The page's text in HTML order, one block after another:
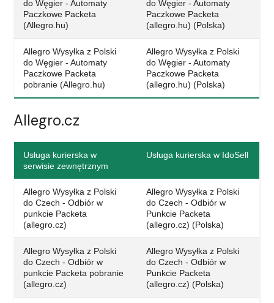
do Węgier - Automaty
Paczkowe Packeta
(Allegro.hu)
do Węgier - Automaty
Paczkowe Packeta
(allegro.hu) (Polska)
Allegro Wysyłka z Polski
do Węgier - Automaty
Paczkowe Packeta
pobranie (Allegro.hu)
Allegro Wysyłka z Polski
do Węgier - Automaty
Paczkowe Packeta
(allegro.hu) (Polska)
Allegro.cz
Usługa kurierska w
serwisie zewnętrznym
Usługa kurierska w IdoSell
Allegro Wysyłka z Polski
do Czech - Odbiór w
punkcie Packeta
(allegro.cz)
Allegro Wysyłka z Polski
do Czech - Odbiór w
Punkcie Packeta
(allegro.cz) (Polska)
Allegro Wysyłka z Polski
do Czech - Odbiór w
punkcie Packeta pobranie
(allegro.cz)
Allegro Wysyłka z Polski
do Czech - Odbiór w
Punkcie Packeta
(allegro.cz) (Polska)